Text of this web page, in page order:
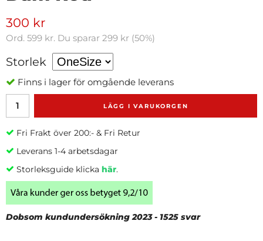
300 kr
Ord. 599 kr. Du sparar 299 kr (50%)
Storlek
Finns i lager för omgående leverans
LÄGG I VARUKORGEN
Fri Frakt över 200:- & Fri Retur
Leverans 1-4 arbetsdagar
Storleksguide klicka här.
Dobsom kundundersökning 2023 - 1525 svar